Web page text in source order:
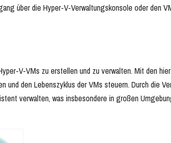
über die Hyper-V-Verwaltungskonsole oder den
V-VMs zu erstellen und zu verwalten. Mit den
den Lebenszyklus der VMs steuern. Durch die
verwalten, was insbesondere in großen